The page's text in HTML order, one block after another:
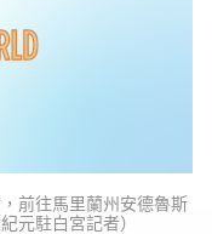
前往馬里蘭州安德魯斯
元駐白宮記者）